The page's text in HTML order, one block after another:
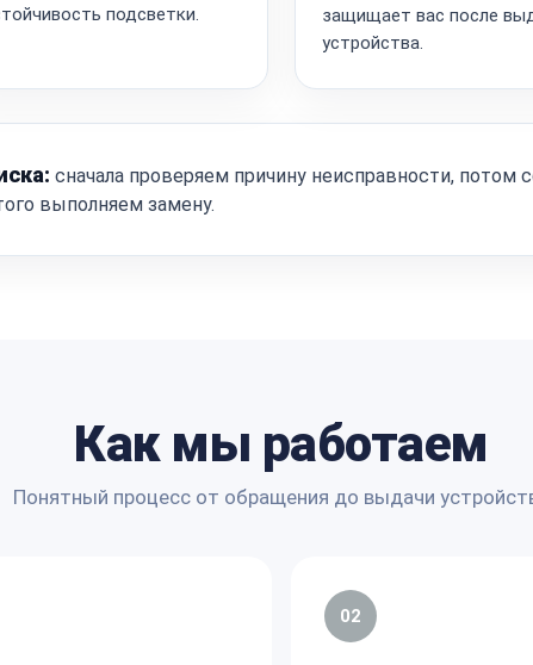
подсветки.
защищает вас после
устройства.
сначала проверяем причину неисправности, потом
выполняем замену.
Как мы работаем
Понятный процесс от обращения до выдачи
02